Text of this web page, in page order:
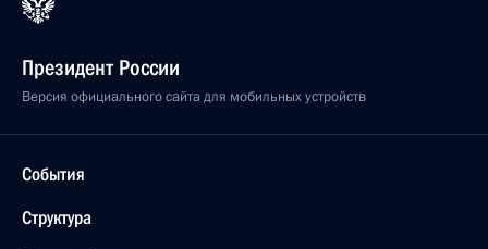
Президент России
Версия официального сайта для мобильных устройств
События
Структура